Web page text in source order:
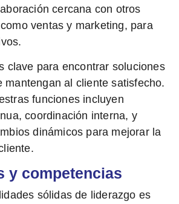
cercana con otros
ventas y marketing, para
clave para encontrar soluciones
mantengan al cliente satisfecho.
funciones incluyen
coordinación interna, y
dinámicos para mejorar la
y competencias
sólidas de liderazgo es